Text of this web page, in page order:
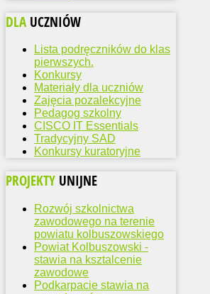
DLA UCZNIÓW
Lista podręczników do klas
pierwszych.
Konkursy
Materiały dla uczniów
Zajęcia pozalekcyjne
Pedagog szkolny
CISCO IT Essentials
Tradycyjny SAD
Konkursy kuratoryjne
PROJEKTY UNIJNE
Rozwój szkolnictwa
zawodowego na terenie
powiatu kolbuszowskiego
Powiat Kolbuszowski -
stawia na ksztalcenie
zawodowe
Podkarpacie stawia na